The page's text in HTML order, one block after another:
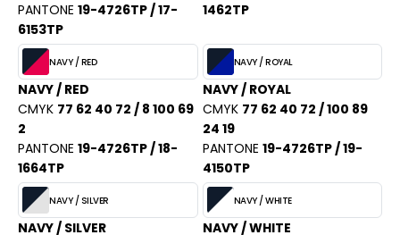
GEN
MORNING STUDIOS
SEGURIDAD
DUICK
PANTONE 19-4726TP / 17-
6153TP
1462TP
NAVY / RED
NAVY / RED
CMYK 77 62 40 72 / 8 100 69
2
PANTONE 19-4726TP / 18-
1664TP
NAVY / ROYAL
NAVY / ROYAL
CMYK 77 62 40 72 / 100 89
24 19
PANTONE 19-4726TP / 19-
4150TP
NAVY / SILVER
NAVY / SILVER
NAVY / WHITE
NAVY / WHITE